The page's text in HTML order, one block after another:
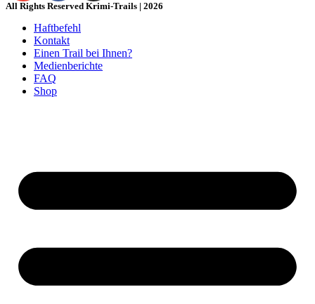
All Rights Reserved Krimi-Trails | 2026
Haftbefehl
Kontakt
Einen Trail bei Ihnen?
Medienberichte
FAQ
Shop